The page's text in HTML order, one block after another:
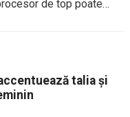
de top poate
talia și